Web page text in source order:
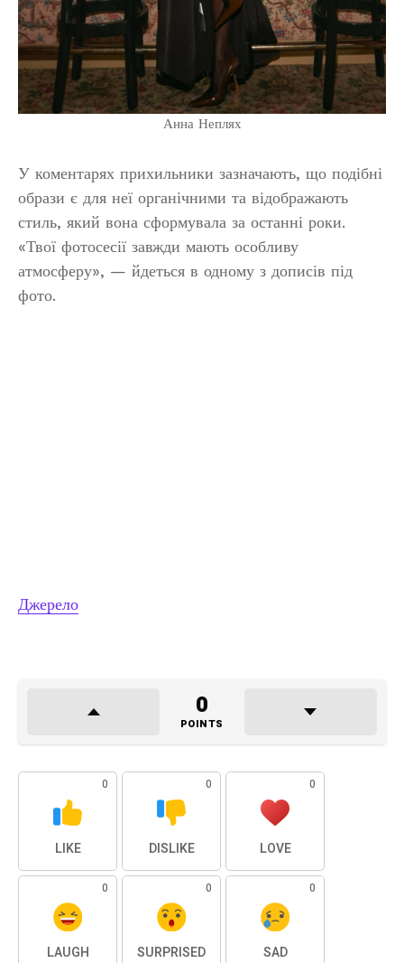
Анна Неплях
У коментарях прихильники зазначають, що подібні
образи є для неї органічними та відображають
стиль, який вона сформувала за останні роки.
«Твої фотосесії завжди мають особливу
атмосферу», — йдеться в одному з дописів під
фото.
Джерело
0
POINTS
0
LIKE
0
DISLIKE
0
LOVE
0
LAUGH
0
SURPRISED
0
SAD